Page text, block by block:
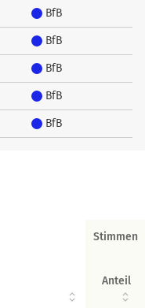
BfB
BfB
BfB
BfB
BfB
Stimmen
Anteil